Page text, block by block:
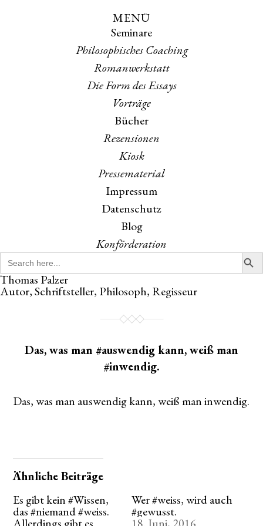
MENÜ
Seminare
Philosophisches Coaching
Romanwerkstatt
Die Form des Essays
Vorträge
Bücher
Rezensionen
Kiosk
Pressematerial
Impressum
Datenschutz
Blog
Konförderation
Search
for:
Search
Thomas Palzer
Autor, Schriftsteller, Philosoph, Regisseur
Das, was man #auswendig kann, weiß man
#inwendig.
Das, was man auswendig kann, weiß man inwendig.
Ähnliche Beiträge
Es gibt kein #Wissen,
das #niemand #weiss.
Wer #weiss, wird auch
#gewusst.